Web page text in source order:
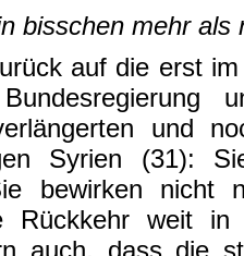
bisschen mehr als
auf die erst
und
Syrien (31):
bewirken nicht
Rückkehr weit
auch, dass die